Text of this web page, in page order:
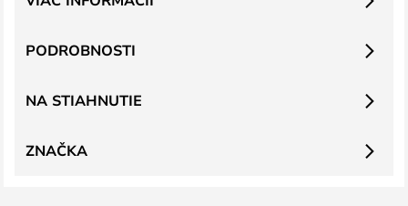
PODROBNOSTI
NA STIAHNUTIE
ZNAČKA